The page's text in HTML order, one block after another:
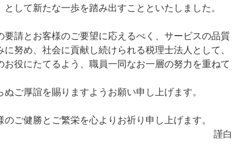
として新たな一歩を踏み出すことといたしました。
要請とお客様のご要望に応えるべく、サービスの品質
に努め、社会に貢献し続けられる税理士法人として、
お役にたてるよう、職員一同なお一層の努力を重ねて
ぬご厚誼を賜りますようお願い申し上げます。
のご健勝とご繁栄を心よりお祈り申し上げます。
謹白